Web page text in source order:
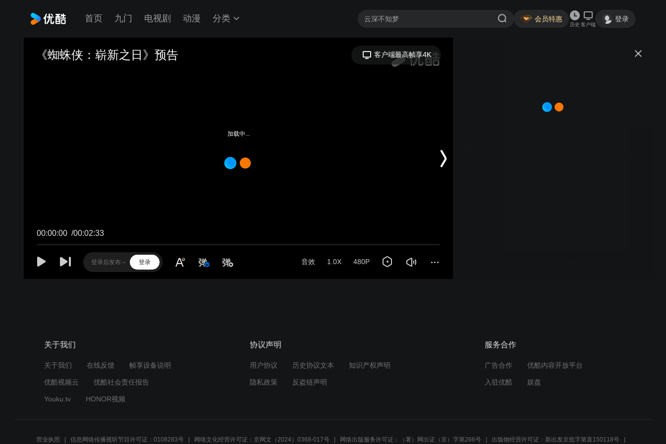
首页 九门 电视剧 动漫 分类 会员特惠
历史 客户端
登录
《蜘蛛侠：崭新之日》预告 客户端最高帧享4K
00:00:00 /00:02:33
登录 音效 1.0X 480P
加载中...
过渡（AutoMix）功能演示
关于我们
关于我们 在线反馈 帧享设备说明
优酷视频云 优酷社会责任报告
Youku.tv HONOR视频
协议声明
用户协议 历史协议文本 知识产权声明
隐私政策 反盗链声明
服务合作
广告合作 优酷内容开放平台
入驻优酷 娱盘
营业执照 信息网络传播视听节目许可证：0108283号 网络文化经营许可证：京网文（2024）0368-017号 网络出版服务许可证：（署）网出证（京）字第266号 出版物经营许可证：新出发京批字第直150118号